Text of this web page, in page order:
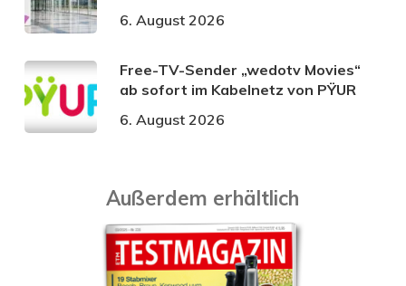
6. August 2026
Free-TV-Sender „wedotv Movies“
ab sofort im Kabelnetz von PŸUR
6. August 2026
Außerdem erhältlich